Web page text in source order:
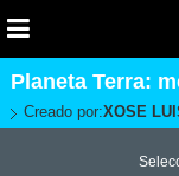
Planeta Terra:
Creado por:XOSE